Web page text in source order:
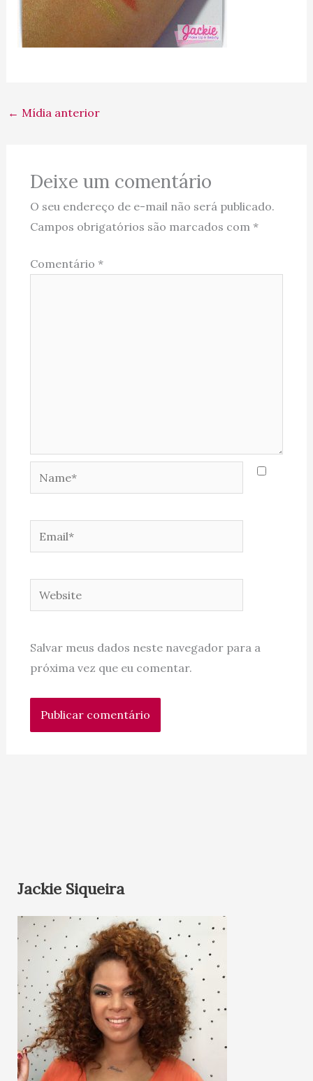
← Mídia anterior
Deixe um comentário
O seu endereço de e-mail não será publicado.
Campos obrigatórios são marcados com *
Comentário *
Name*
Email*
Website
Salvar meus dados neste navegador para a
próxima vez que eu comentar.
Jackie Siqueira